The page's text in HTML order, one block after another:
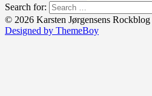
Search for:
© 2026 Karsten Jørgensens Rockblog
Designed by ThemeBoy